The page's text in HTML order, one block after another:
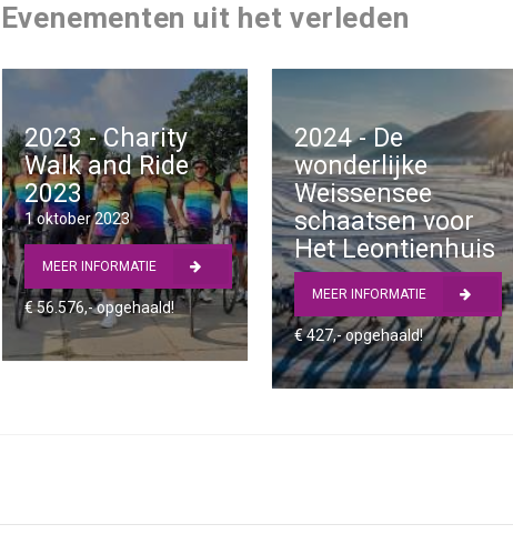
Evenementen uit het verleden
2023 - Charity
Walk and Ride
2023
1 oktober 2023
MEER INFORMATIE
€ 56.576,- opgehaald!
2024 - De
wonderlijke
Weissensee
schaatsen voor
Het Leontienhuis
MEER INFORMATIE
€ 427,- opgehaald!